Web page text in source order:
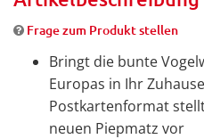
Frage zum Produkt stellen
Bringt die bunte
Europas in Ihr
Postkartenformat
neuen Piepmatz vor